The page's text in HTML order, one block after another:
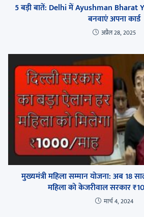
5 बड़ी बातें: Delhi में Ayushman
बनवाएं अपना कार्ड
अप्रैल 28, 2025
मुख्यमंत्री महिला सम्मान योजना: अब 18
महिला को केजरीवाल सरकार
मार्च 4, 2024